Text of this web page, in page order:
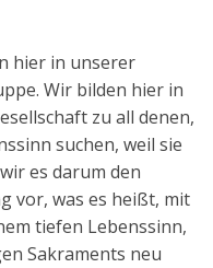
hier in unserer
Wir bilden hier in
zu all denen,
suchen, weil sie
es darum den
vor, was es heißt, mit
tiefen Lebenssinn,
Sakraments neu